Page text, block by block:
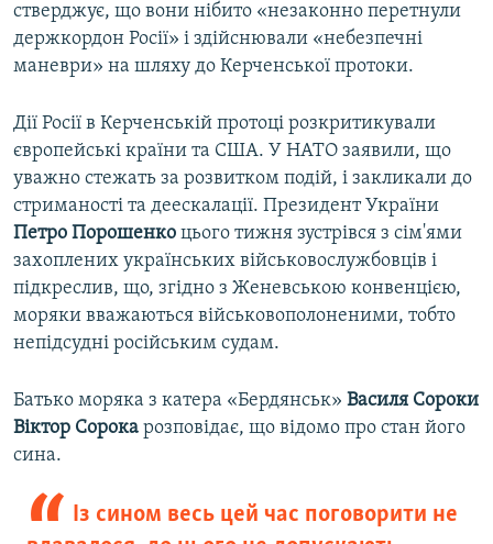
стверджує, що вони нібито «незаконно перетнули
держкордон Росії» і здійснювали «небезпечні
маневри» на шляху до Керченської протоки.
Дії Росії в Керченській протоці розкритикували
європейські країни та США. У НАТО заявили, що
уважно стежать за розвитком подій, і закликали до
стриманості та деескалації. Президент України
Петро Порошенко цього тижня зустрівся з сім'ями
захоплених українських військовослужбовців і
підкреслив, що, згідно з Женевською конвенцією,
моряки вважаються військовополоненими, тобто
непідсудні російським судам.
Батько моряка з катера «Бердянськ» Василя Сороки
Віктор Сорока розповідає, що відомо про стан його
сина.
Із сином весь цей час поговорити не